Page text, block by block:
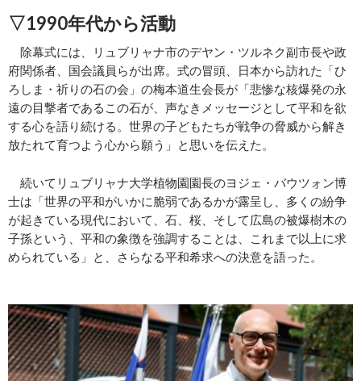
▽1990年代から活動
除幕式には、リュブリャナ市のデヤン・ツルネク副市長や政
府関係者、国会議員らが出席。式の冒頭、日本から訪れた「ひ
ろしま・祈りの石の会」の梅本道生会長が「悲惨な核爆発の永
遠の目撃者であるこの石が、声なきメッセージとして平和を欲
する心を語り続ける。世界の子どもたちが戦争の脅威から解き
放たれて育つよう心から願う」と思いを伝えた。
続いてリュブリャナ大学植物園園長のヨジェ・バウツォン博
士は「世界の平和がいかに脆弱であるかが露呈し、多くの紛争
が起きている現代において、石、桜、そして広島の被爆樹木の
子孫という、平和の象徴を強調することは、これまで以上に求
められている」と、さらなる平和希求への決意を語った。